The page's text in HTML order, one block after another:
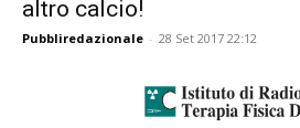
altro calcio!
Pubbliredazionale - 28 Set 2017 22:12